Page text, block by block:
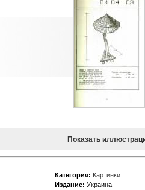
Показать
Категория: Картинки
Издание: Украина